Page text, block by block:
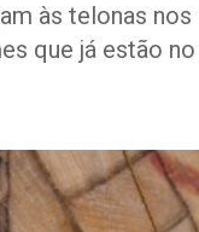
às telonas nos
que já estão no